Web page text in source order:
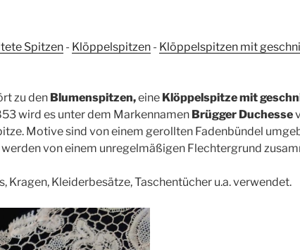
Spitzen - Klöppelspitzen - Klöppelspitzen mit
zu den Blumenspitzen,eine Klöppelspitze mit
wird es unter dem Markennamen Brügger Duchesse
Motive sind von einem gerollten Fadenbündel
von einem unregelmäßigen Flechtergrund
Kragen, Kleiderbesätze, Taschentücher u.a. verwendet.